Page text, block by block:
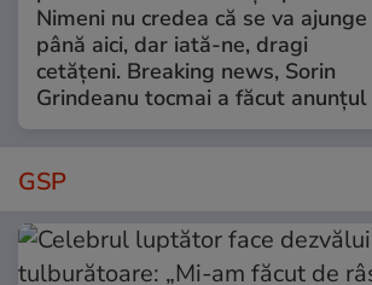
Nimeni nu credea că se va ajunge
până aici, dar iată-ne, dragi
cetățeni. Breaking news, Sorin
Grindeanu tocmai a făcut anunțul
GSP